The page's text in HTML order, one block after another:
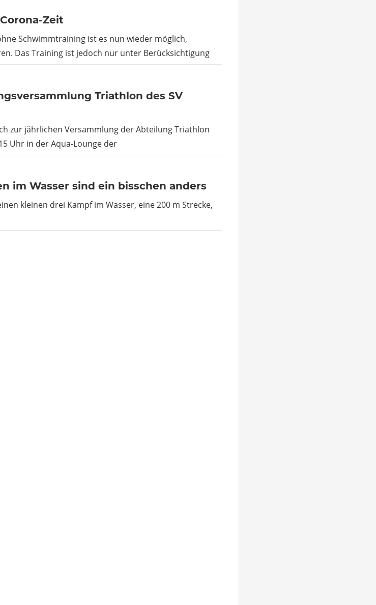
Zeit
Schwimmtraining ist es nun wieder möglich,
Das Training ist jedoch nur unter Berücksichtigung
Triathlon des SV
zur jährlichen Versammlung der Abteilung Triathlon
Uhr in der Aqua-Lounge der
im Wasser sind ein bisschen anders
kleinen drei Kampf im Wasser, eine 200 m Strecke,